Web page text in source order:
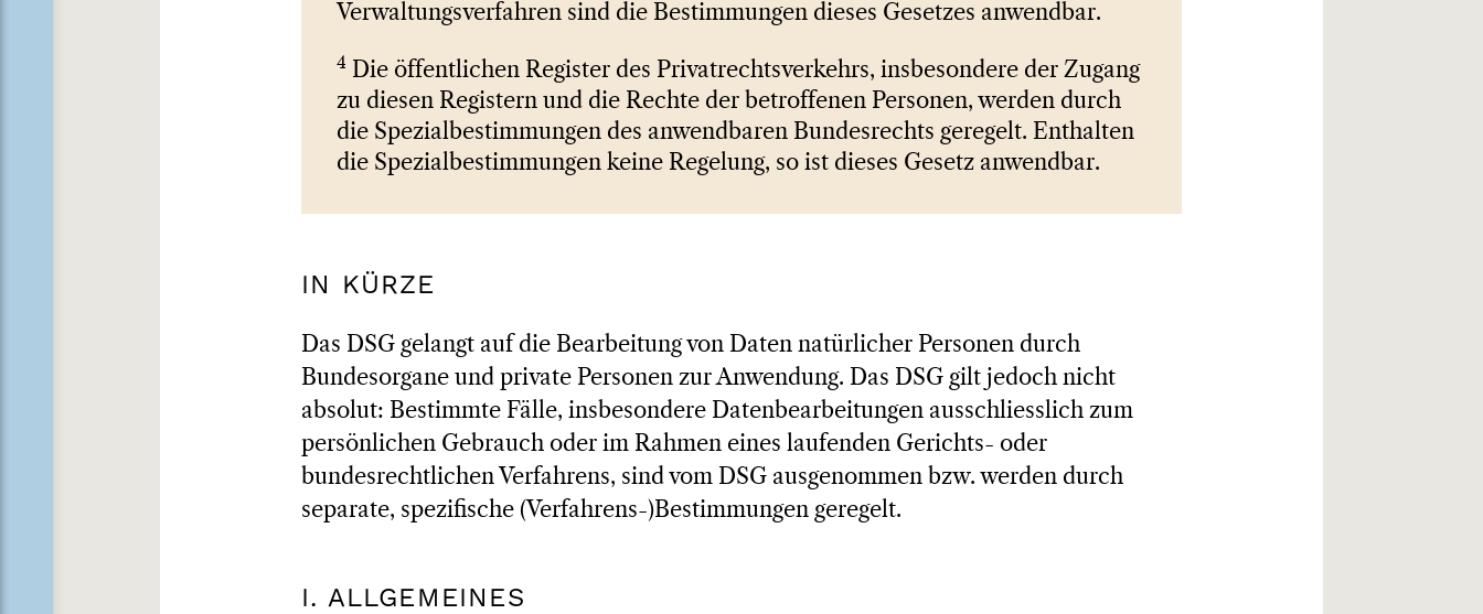
Verwaltungsverfahren sind die Bestimmungen dieses Gesetzes anwendbar.
4
Die öffentlichen Register des Privatrechtsverkehrs, insbesondere der Zugang
zu diesen Registern und die Rechte der betroffenen Personen, werden durch
die Spezialbestimmungen des anwendbaren Bundesrechts geregelt. Enthalten
die Spezialbestimmungen keine Regelung, so ist dieses Gesetz anwendbar.
IN KÜRZE
Das DSG gelangt auf die Bearbeitung von Daten natürlicher Personen durch
Bundesorgane und private Personen zur Anwendung. Das DSG gilt jedoch nicht
absolut: Bestimmte Fälle, insbesondere Datenbearbeitungen ausschliesslich zum
persönlichen Gebrauch oder im Rahmen eines laufenden Gerichts- oder
bundesrechtlichen Verfahrens, sind vom DSG ausgenommen bzw. werden durch
separate, spezifische (Verfahrens-)Bestimmungen geregelt.
I. ALLGEMEINES